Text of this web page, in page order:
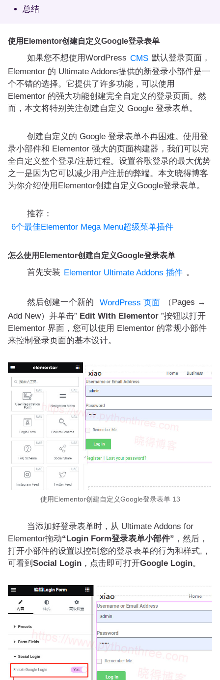
总结
使用Elementor创建自定义Google登录表单
如果您不想使用WordPress CMS 默认登录页面，
Elementor 的 Ultimate Addons提供的新登录小部件是一
个不错的选择。它提供了许多功能，可以使用
Elementor 的强大功能创建完全自定义的登录页面。然
而，本文将特别关注创建自定义 Google 登录表单。
创建自定义的 Google 登录表单不再困难。使用登
录小部件和 Elementor 强大的页面构建器，我们可以完
全自定义整个登录/注册过程。设置谷歌登录的最大优势
之一是因为它可以减少用户注册的弊端。本文晓得博客
为你介绍使用Elementor创建自定义Google登录表单。
推荐：
6个最佳Elementor Mega Menu超级菜单插件
怎么使用Elementor创建自定义Google登录表单
首先安装 Elementor Ultimate Addons 插件 。
然后创建一个新的 WordPress 页面
（Pages →
Add New）并单击” Edit With Elementor ”按钮以打开
Elementor 界面，您可以使用 Elementor 的常规小部件
来控制登录页面的基本设计。
使用Elementor创建自定义Google登录表单 13
当添加好登录表单时，从 Ultimate Addons for
Elementor拖动“Login Form登录表单小部件” ，然后，
打开小部件的设置以控制您的登录表单的行为和样式,，
可看到 Social Login ，点击即可打开Google Login。